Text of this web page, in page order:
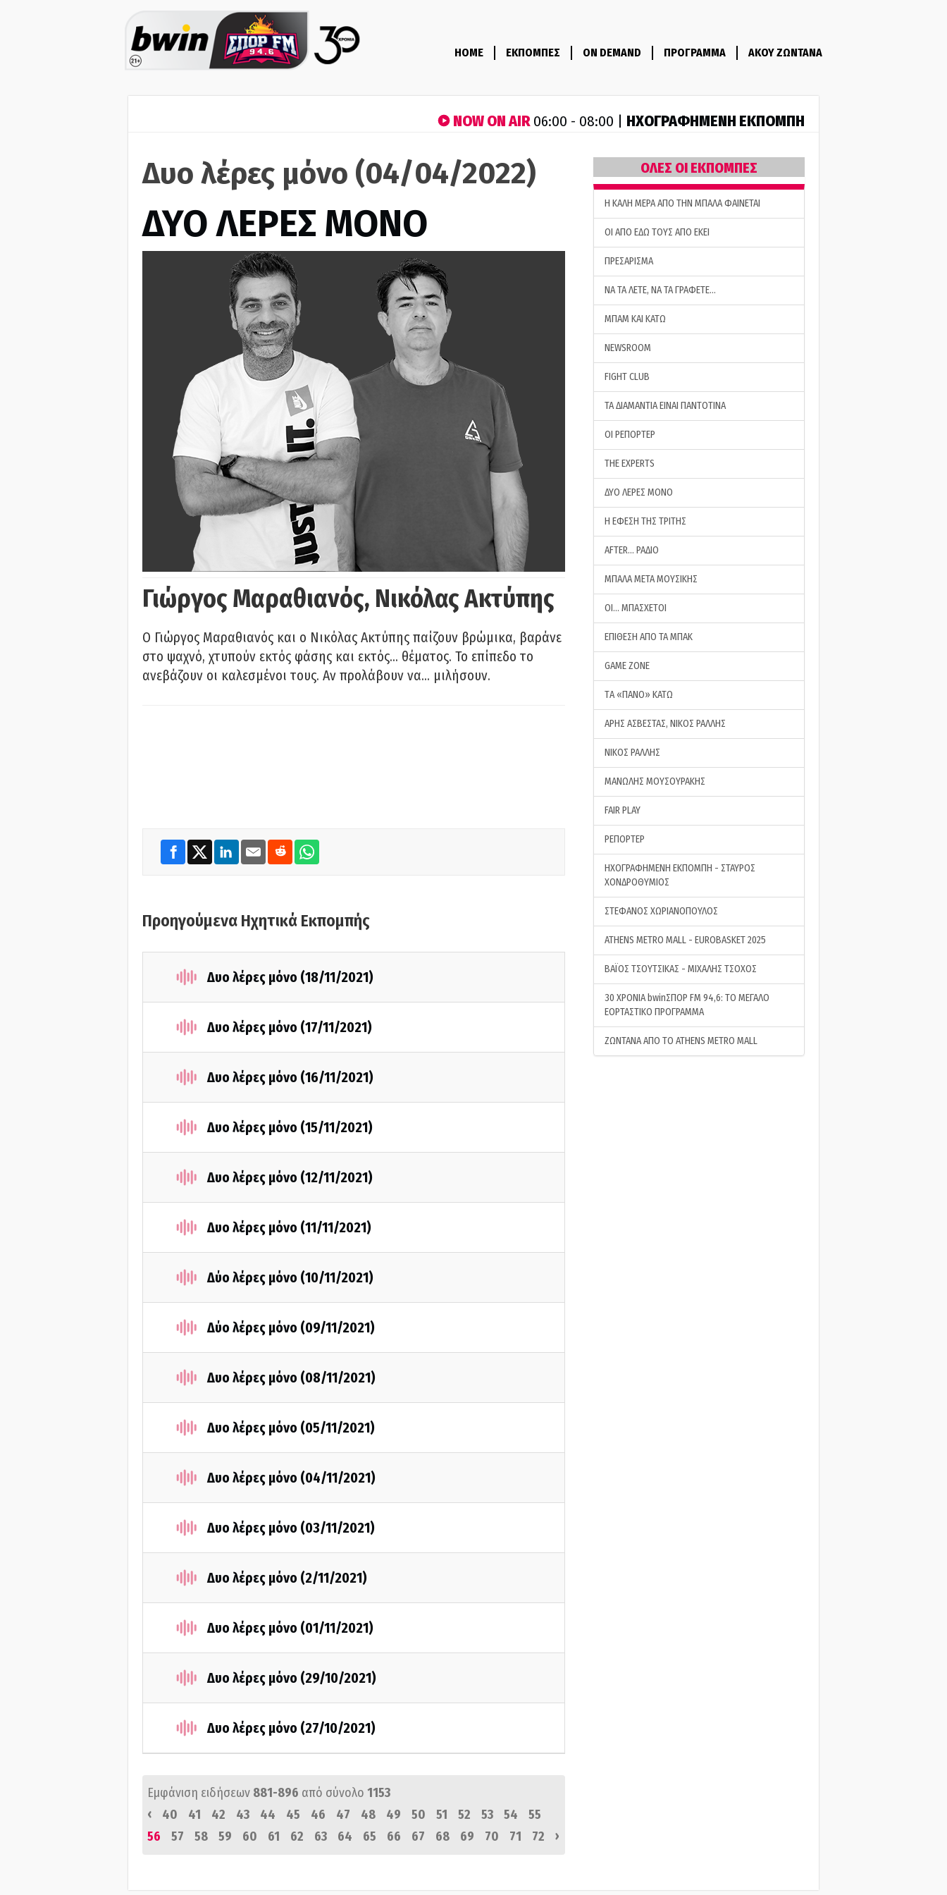
HOME ΕΚΠΟΜΠΕΣ ON DEMAND ΠΡΟΓΡΑΜΜΑ ΑΚΟΥ ΖΩΝΤΑΝΑ
NOW ON AIR06:00 - 08:00 | ΗΧΟΓΡΑΦΗΜΕΝΗ ΕΚΠΟΜΠΗ
Δυο λέρες μόνο (04/04/2022)
ΔΥΟ ΛΕΡΕΣ ΜΟΝΟ
Γιώργος Μαραθιανός, Νικόλας Ακτύπης
Ο Γιώργος Μαραθιανός και ο Νικόλας Ακτύπης παίζουν βρώμικα, βαράνε
στο ψαχνό, χτυπούν εκτός φάσης και εκτός… θέματος. Το επίπεδο το
ανεβάζουν οι καλεσμένοι τους. Αν προλάβουν να… μιλήσουν.
Προηγούμενα Ηχητικά Εκπομπής
Δυο λέρες μόνο (18/11/2021)
Δυο λέρες μόνο (17/11/2021)
Δυο λέρες μόνο (16/11/2021)
Δυο λέρες μόνο (15/11/2021)
Δυο λέρες μόνο (12/11/2021)
Δυο λέρες μόνο (11/11/2021)
Δύο λέρες μόνο (10/11/2021)
Δύο λέρες μόνο (09/11/2021)
Δυο λέρες μόνο (08/11/2021)
Δυο λέρες μόνο (05/11/2021)
Δυο λέρες μόνο (04/11/2021)
Δυο λέρες μόνο (03/11/2021)
Δυο λέρες μόνο (2/11/2021)
Δυο λέρες μόνο (01/11/2021)
Δυο λέρες μόνο (29/10/2021)
Δυο λέρες μόνο (27/10/2021)
Εμφάνιση ειδήσεων 881-896 από σύνολο 1153
‹
40 41 42 43 44 45 46 47 48 49 50 51 52 53 54
55
56
57 58 59 60 61 62 63 64 65 66 67 68 69 70 71 72 ›
ΟΛΕΣ ΟΙ ΕΚΠΟΜΠΕΣ
H ΚΑΛΗ ΜΕΡΑ ΑΠΟ ΤΗΝ ΜΠΑΛΑ ΦΑΙΝΕΤΑΙ
ΟΙ ΑΠΟ ΕΔΩ ΤΟΥΣ ΑΠΟ ΕΚΕΙ
ΠΡΕΣΑΡΙΣΜΑ
ΝΑ ΤΑ ΛΕΤΕ, ΝΑ ΤΑ ΓΡΑΦΕΤΕ…
ΜΠΑΜ ΚΑΙ ΚΑΤΩ
NEWSROOM
FIGHT CLUB
ΤΑ ΔΙΑΜΑΝΤΙΑ ΕΙΝΑΙ ΠΑΝΤΟΤΙΝΑ
ΟΙ ΡΕΠΟΡΤΕΡ
THE EXPERTS
ΔΥΟ ΛΕΡΕΣ ΜΟΝΟ
Η ΕΦΕΣΗ ΤΗΣ ΤΡΙΤΗΣ
AFTER… ΡΑΔΙΟ
ΜΠΑΛΑ ΜΕΤΑ ΜΟΥΣΙΚΗΣ
ΟΙ… ΜΠΑΣΧΕΤΟΙ
ΕΠΙΘΕΣΗ ΑΠΟ ΤΑ ΜΠΑΚ
GAME ZONE
ΤA «ΠΑΝΟ» ΚΑΤΩ
ΑΡΗΣ ΑΣΒΕΣΤΑΣ, ΝΙΚΟΣ ΡΑΛΛΗΣ
ΝΙΚΟΣ ΡΑΛΛΗΣ
ΜΑΝΩΛΗΣ ΜΟΥΣΟΥΡΑΚΗΣ
FAIR PLAY
ΡΕΠΟΡΤΕΡ
ΗΧΟΓΡΑΦΗΜΕΝΗ ΕΚΠΟΜΠΗ - ΣΤΑΥΡΟΣ
ΧΟΝΔΡΟΘΥΜΙΟΣ
ΣΤΕΦΑΝΟΣ ΧΩΡΙΑΝΟΠΟΥΛΟΣ
ATHENS METRO MALL - EUROBASKET 2025
ΒΑΪΟΣ ΤΣΟΥΤΣΙΚΑΣ - ΜΙΧΑΛΗΣ ΤΣΟΧΟΣ
30 ΧΡΟΝΙΑ bwinΣΠΟΡ FM 94,6: ΤΟ ΜΕΓΑΛΟ
ΕΟΡΤΑΣΤΙΚΟ ΠΡΟΓΡΑΜΜΑ
ΖΩΝΤΑΝΑ ΑΠΟ ΤΟ ATHENS METRO MALL